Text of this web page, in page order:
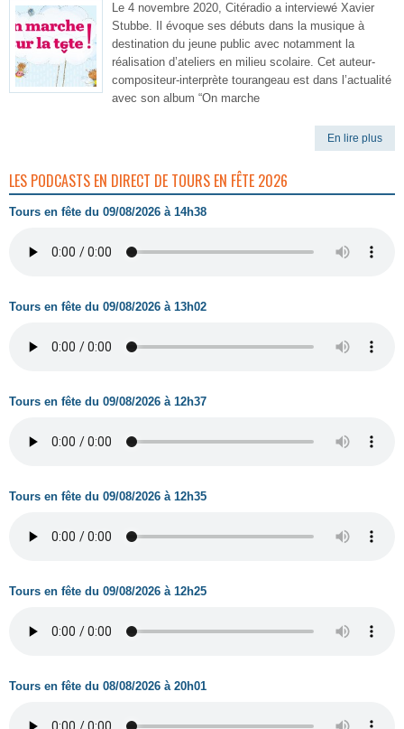
Le 4 novembre 2020, Citéradio a interviewé Xavier
Stubbe. Il évoque ses débuts dans la musique à
destination du jeune public avec notamment la
réalisation d’ateliers en milieu scolaire. Cet auteur-
compositeur-interprète tourangeau est dans l’actualité
avec son album “On marche
En lire plus
LES PODCASTS EN DIRECT DE TOURS EN FÊTE 2026
Tours en fête du 09/08/2026 à 14h38
Tours en fête du 09/08/2026 à 13h02
Tours en fête du 09/08/2026 à 12h37
Tours en fête du 09/08/2026 à 12h35
Tours en fête du 09/08/2026 à 12h25
Tours en fête du 08/08/2026 à 20h01